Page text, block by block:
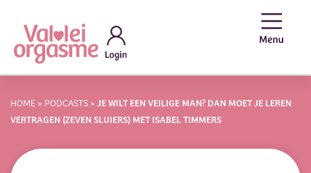
HOME» PODCASTS» JE WILT EEN VEILIGE MAN? DAN MOET JE LEREN
VERTRAGEN (ZEVEN SLUIERS) MET ISABEL TIMMERS